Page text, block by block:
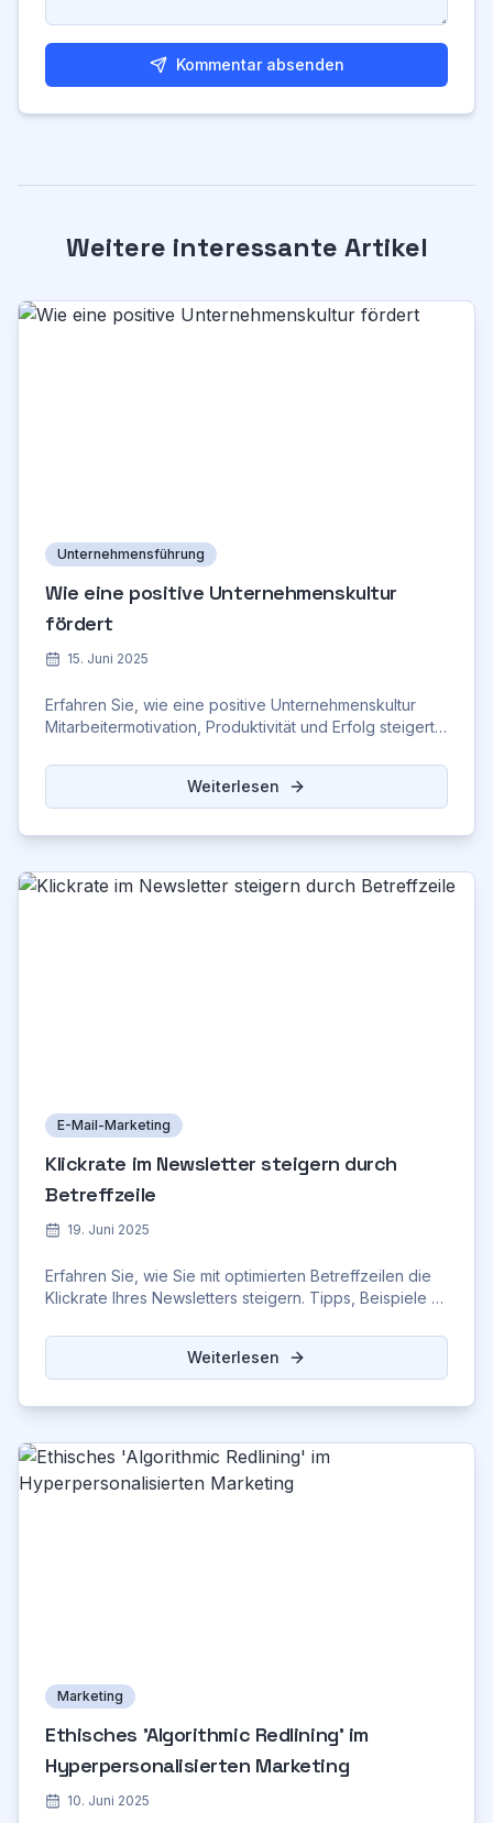
Kommentar absenden
Weitere interessante Artikel
Unternehmensführung
Wie eine positive Unternehmenskultur
fördert
15. Juni 2025
Erfahren Sie, wie eine positive Unternehmenskultur
Mitarbeitermotivation, Produktivität und Erfolg steigert.
Weiterlesen
E-Mail-Marketing
Klickrate im Newsletter steigern durch
Betreffzeile
19. Juni 2025
Erfahren Sie, wie Sie mit optimierten Betreffzeilen die
Klickrate Ihres Newsletters steigern. Tipps, Beispiele &
Weiterlesen
Marketing
Ethisches 'Algorithmic Redlining' im
Hyperpersonalisierten Marketing
10. Juni 2025